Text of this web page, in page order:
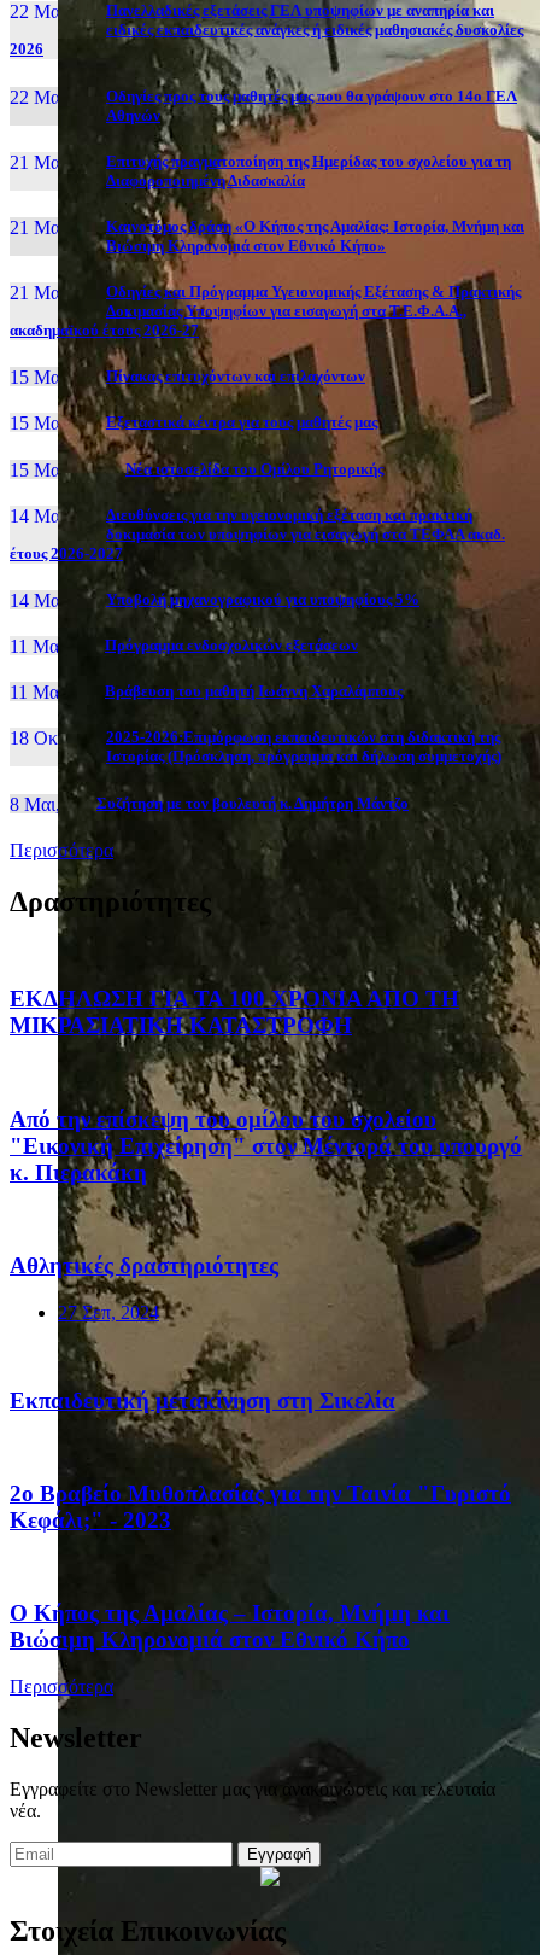
22 Μαι, 26
Πανελλαδικές εξετάσεις ΓΕΛ υποψηφίων με αναπηρία και
ειδικές εκπαιδευτικές ανάγκες ή ειδικές μαθησιακές δυσκολίες
2026
22 Μαι, 26
Οδηγίες προς τους μαθητές μας που θα γράψουν στο 14ο ΓΕΛ
Αθηνών
21 Μαι, 26
Επιτυχής πραγματοποίηση της Ημερίδας του σχολείου για τη
Διαφοροποιημένη Διδασκαλία
21 Μαι, 26
Καινοτόμος δράση «Ο Κήπος της Αμαλίας: Ιστορία, Μνήμη και
Βιώσιμη Κληρονομιά στον Εθνικό Κήπο»
21 Μαι, 26
Οδηγίες και Πρόγραμμα Υγειονομικής Εξέτασης & Πρακτικής
Δοκιμασίας Υποψηφίων για εισαγωγή στα Τ.Ε.Φ.Α.Α.,
ακαδημαϊκού έτους 2026-27
15 Μαι, 26 Πίνακας επιτυχόντων και επιλαχόντων
15 Μαι, 26 Εξεταστικά κέντρα για τους μαθητές μας
15 Μαι, 2026 Νέα ιστοσελίδα του Ομίλου Ρητορικής
14 Μαι, 26
Διευθύνσεις για την υγειονομική εξέταση και πρακτική
δοκιμασία των υποψηφίων για εισαγωγή στα ΤΕΦΑΑ ακαδ.
έτους 2026-2027
14 Μαι, 26 Yποβολή μηχανογραφικού για υποψηφίους 5%
11 Μαι, 26 Πρόγραμμα ενδοσχολικών εξετάσεων
11 Μαι, 26 Βράβευση του μαθητή Ιωάννη Χαραλάμπους
18 Οκτ, 25
2025-2026:Επιμόρφωση εκπαιδευτικών στη διδακτική της
Ιστορίας (Πρόσκληση, πρόγραμμα και δήλωση συμμετοχής)
8 Μαι, 26 Συζήτηση με τον βουλευτή κ. Δημήτρη Μάντζο
Περισσότερα
Δραστηριότητες
ΕΚΔΗΛΩΣΗ ΓΙΑ ΤΑ 100 ΧΡΟΝΙΑ ΑΠΟ ΤΗ
ΜΙΚΡΑΣΙΑΤΙΚΗ ΚΑΤΑΣΤΡΟΦΗ
Από την επίσκεψη του ομίλου του σχολείου
"Εικονική Επιχείρηση" στον Μέντορά του υπουργό
κ. Πιερακάκη
Αθλητικές δραστηριότητες
27 Σεπ, 2024
Eκπαιδευτική μετακίνηση στη Σικελία
2ο Βραβείο Μυθοπλασίας για την Ταινία "Γυριστό
Κεφάλι;" - 2023
Ο Κήπος της Αμαλίας – Ιστορία, Μνήμη και
Βιώσιμη Κληρονομιά στον Εθνικό Κήπο
Περισσότερα
Newsletter
Εγγραφείτε στο Newsletter μας για ανακοινώσεις και τελευταία
νέα.
Εγγραφή
Στοιχεία Επικοινωνίας